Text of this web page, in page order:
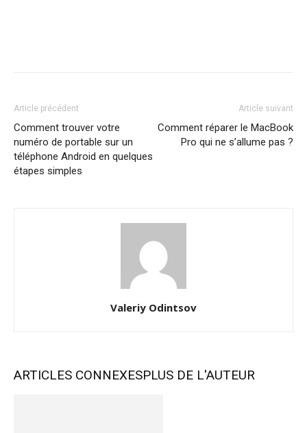
Article précédent
Comment trouver votre
numéro de portable sur un
téléphone Android en quelques
étapes simples
Article suivant
Comment réparer le MacBook
Pro qui ne s’allume pas ?
Valeriy Odintsov
ARTICLES CONNEXESPLUS DE L'AUTEUR